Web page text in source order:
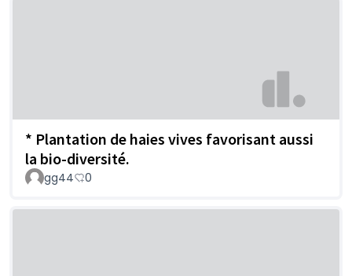
* Plantation de haies vives favorisant aussi
la bio-diversité.
gg44 0